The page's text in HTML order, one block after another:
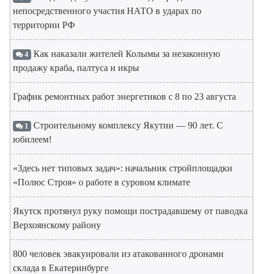
непосредственного участия НАТО в ударах по
территории РФ
4 Как наказали жителей Колымы за незаконную
продажу краба, палтуса и икры
График ремонтных работ энергетиков с 8 по 23 августа
1 Строительному комплексу Якутии — 90 лет. С
юбилеем!
«Здесь нет типовых задач»: начальник стройплощадки
«Полюс Строя» о работе в суровом климате
Якутск протянул руку помощи пострадавшему от паводка
Верхоянскому району
800 человек эвакуировали из атакованного дронами
склада в Екатеринбурге